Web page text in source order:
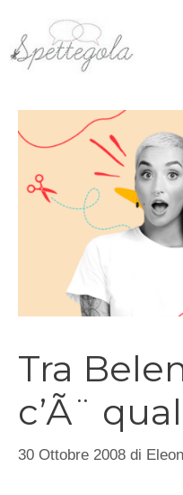
contenuto
Tra
c’Ã¨
30 Ottobre 2008 di